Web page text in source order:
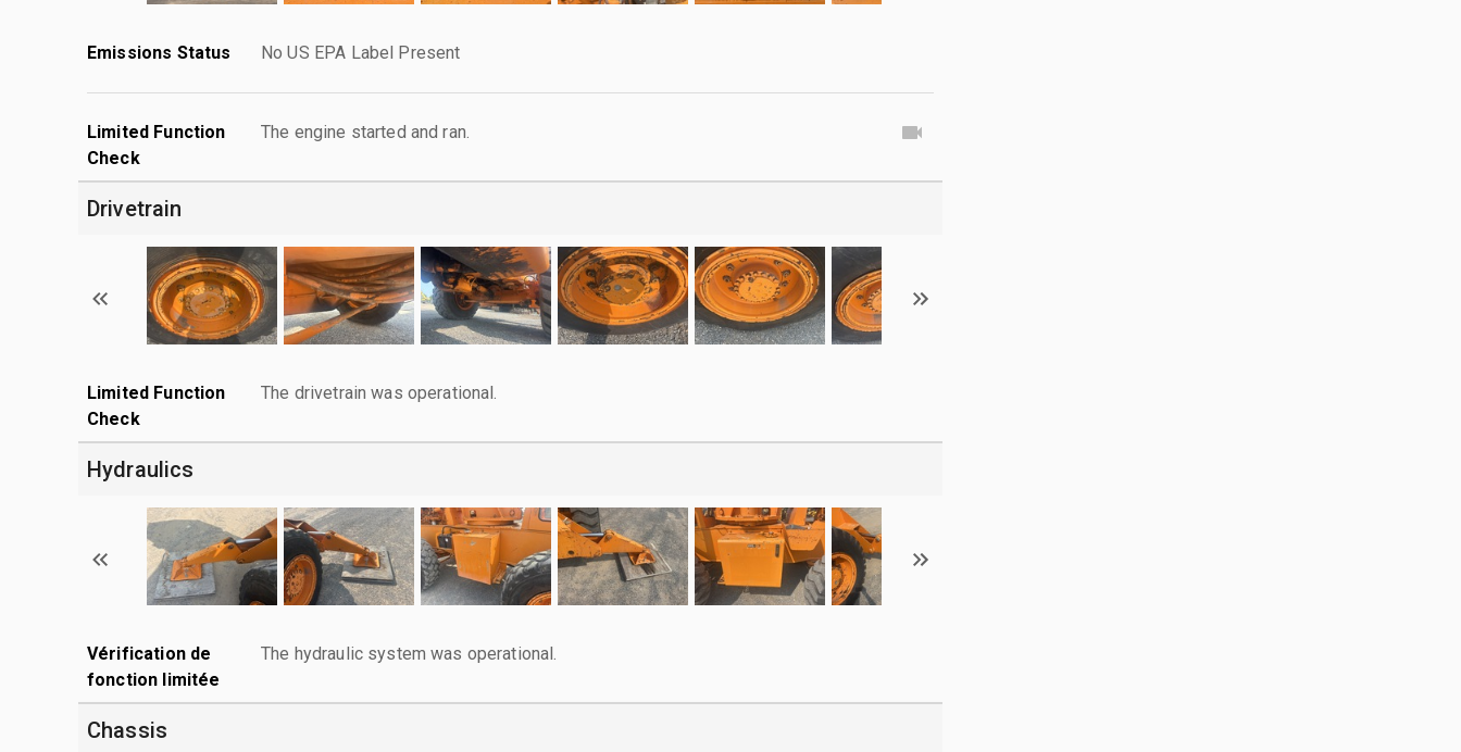
Emissions Status No US EPA Label Present
Limited Function
Check
The engine started and ran.
Drivetrain
Limited Function
Check
The drivetrain was operational.
Hydraulics
Vérification de
fonction limitée
The hydraulic system was operational.
Chassis